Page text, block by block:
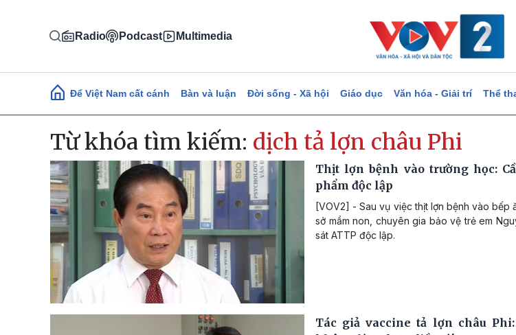
Radio Podcast Multimedia
Main navigation
Để Việt Nam cất cánh Bàn và luận Đời sống - Xã hội Giáo dục Văn hóa - Giải trí Thể
Từ khóa tìm kiếm: dịch tả lợn châu Phi
Thịt lợn bệnh vào trường học:
phẩm độc lập
[VOV2] - Sau vụ việc thịt lợn bệnh vào bếp
sở mầm non, chuyên gia bảo vệ trẻ em
sát ATTP độc lập.
Tác giả vaccine tả lợn châu